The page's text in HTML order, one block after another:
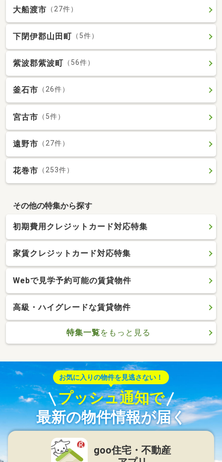
大船渡市 （27件）
下閉伊郡山田町 （5件）
紫波郡紫波町 （56件）
釜石市 （26件）
宮古市 （5件）
遠野市 （27件）
花巻市 （253件）
その他の特集から探す
初期費用クレジットカード対応特集
家賃クレジットカード対応特集
Webで見学予約可能の賃貸物件
高級・ハイグレードな賃貸物件
特集一覧をもっと見る
お気に入りの物件を見逃さない！
プッシュ通知で
最新の物件情報が届く
goo住宅・不動産